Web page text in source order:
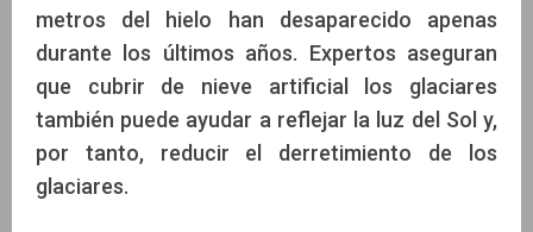
metros del hielo han desaparecido apenas
durante los últimos años. Expertos aseguran
que cubrir de nieve artificial los glaciares
también puede ayudar a reflejar la luz del Sol y,
por tanto, reducir el derretimiento de los
glaciares.